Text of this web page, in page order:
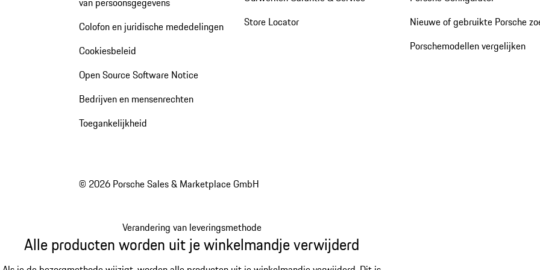
Colofon en juridische mededelingen
Cookiesbeleid
Open Source Software Notice
Bedrijven en mensenrechten
Toegankelijkheid
Store Locator
Nieuwe of gebruikte Porsche
Porschemodellen vergelijken
© 2026 Porsche Sales & Marketplace GmbH
Verandering van leveringsmethode
Alle producten worden uit je winkelmandje verwijderd